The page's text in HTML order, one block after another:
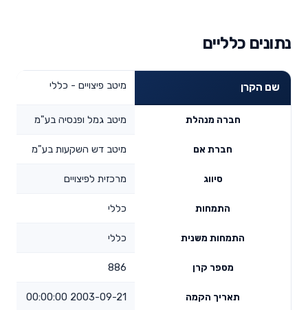
נתונים כלליים
שם הקרן מיטב פיצויים - כללי
חברה מנהלת מיטב גמל ופנסיה בע"מ
חברת אם מיטב דש השקעות בע"מ
סיווג מרכזית לפיצויים
התמחות כללי
התמחות משנית כללי
מספר קרן 886
תאריך הקמה 2003-09-21 00:00:00